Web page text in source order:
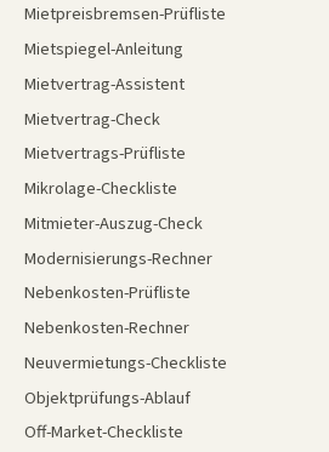
Mietpreisbremsen-Prüfliste
Mietspiegel-Anleitung
Mietvertrag-Assistent
Mietvertrag-Check
Mietvertrags-Prüfliste
Mikrolage-Checkliste
Mitmieter-Auszug-Check
Modernisierungs-Rechner
Nebenkosten-Prüfliste
Nebenkosten-Rechner
Neuvermietungs-Checkliste
Objektprüfungs-Ablauf
Off-Market-Checkliste